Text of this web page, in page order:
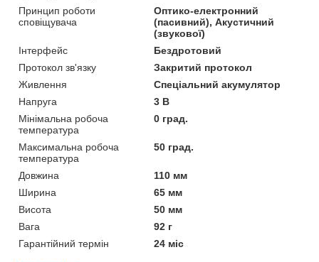
Принцип роботи
сповіщувача
Оптико-електронний
(пасивний), Акустичний
(звукової)
Інтерфейс
Бездротовий
Протокол зв'язку
Закритий протокол
Живлення
Спеціальний акумулятор
Напруга
3 В
Мінімальна робоча
температура
0 град.
Максимальна робоча
температура
50 град.
Довжина
110 мм
Ширина
65 мм
Висота
50 мм
Вага
92 г
Гарантійний термін
24 міс